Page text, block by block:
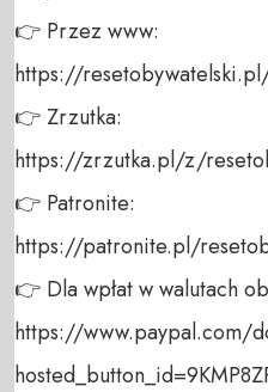
👉 Przez www:
https://
👉 Zrzutka:
https://zrzutka.pl/z/
👉 Patronite:
https://patronite.pl/
👉 Dla wpłat w walutach
https://www.paypal.com/